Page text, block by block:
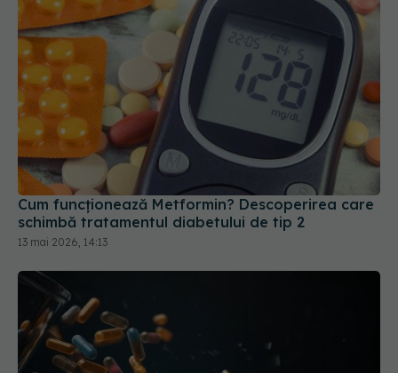
Cum funcționează Metformin? Descoperirea care
schimbă tratamentul diabetului de tip 2
13 mai 2026, 14:13